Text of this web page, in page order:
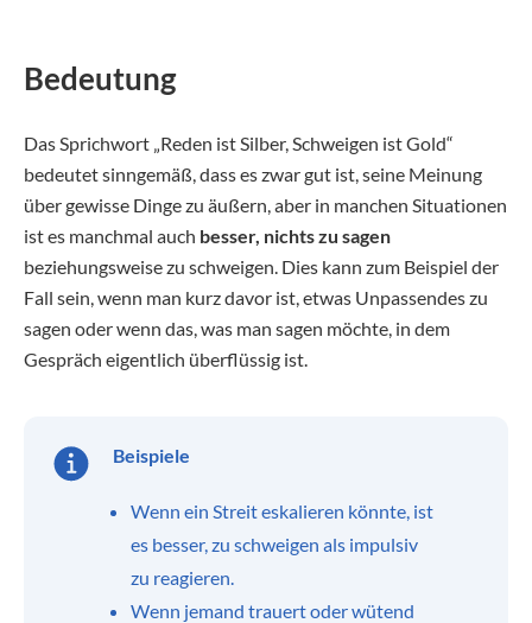
Bedeutung
Das Sprichwort „Reden ist Silber, Schweigen ist Gold“
bedeutet sinngemäß, dass es zwar gut ist, seine Meinung
über gewisse Dinge zu äußern, aber in manchen Situationen
ist es manchmal auch besser, nichts zu sagen
beziehungsweise zu schweigen. Dies kann zum Beispiel der
Fall sein, wenn man kurz davor ist, etwas Unpassendes zu
sagen oder wenn das, was man sagen möchte, in dem
Gespräch eigentlich überflüssig ist.
Beispiele
Wenn ein Streit eskalieren könnte, ist
es besser, zu schweigen als impulsiv
zu reagieren.
Wenn jemand trauert oder wütend